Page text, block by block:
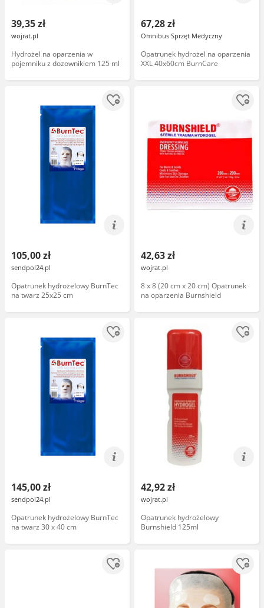
39,35 zł
wojrat.pl
Hydrożel na oparzenia w
pojemniku z dozownikiem 125 ml
67,28 zł
Omnibus Sprzęt Medyczny
Opatrunek hydrożel na oparzenia
XXL 40x60cm BurnCare
105,00 zł
sendpol24.pl
Opatrunek hydrożelowy BurnTec
na twarz 25x25 cm
42,63 zł
wojrat.pl
8 x 8 (20 cm x 20 cm) Opatrunek
na oparzenia Burnshield
145,00 zł
sendpol24.pl
Opatrunek hydrożelowy BurnTec
na twarz 30 x 40 cm
42,92 zł
wojrat.pl
Opatrunek hydrożelowy
Burnshield 125ml